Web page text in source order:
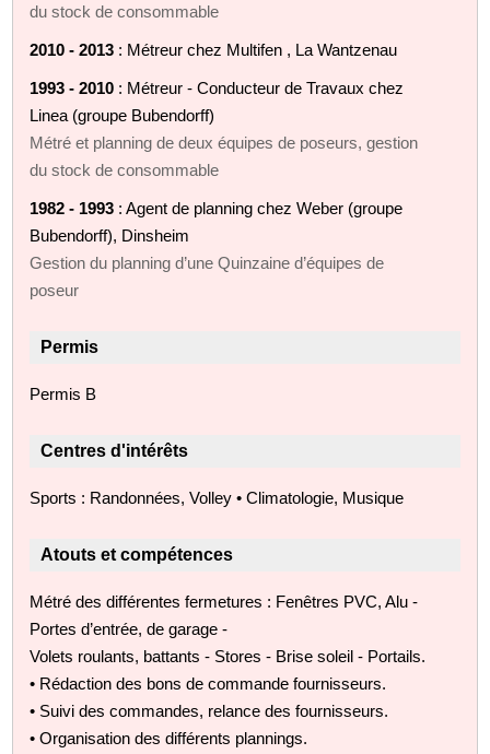
du stock de consommable
2010 - 2013 : Métreur chez Multifen , La Wantzenau
1993 - 2010 : Métreur - Conducteur de Travaux chez
Linea (groupe Bubendorff)
Métré et planning de deux équipes de poseurs, gestion
du stock de consommable
1982 - 1993 : Agent de planning chez Weber (groupe
Bubendorff), Dinsheim
Gestion du planning d’une Quinzaine d’équipes de
poseur
Permis
Permis B
Centres d'intérêts
Sports : Randonnées, Volley • Climatologie, Musique
Atouts et compétences
Métré des différentes fermetures : Fenêtres PVC, Alu -
Portes d’entrée, de garage -
Volets roulants, battants - Stores - Brise soleil - Portails.
• Rédaction des bons de commande fournisseurs.
• Suivi des commandes, relance des fournisseurs.
• Organisation des différents plannings.